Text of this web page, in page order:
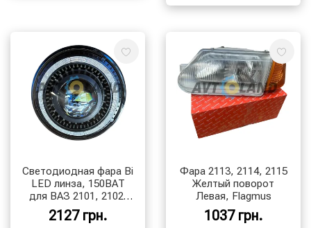
Светодиодная фара Bi
LED линза, 150ВАТ
для ВАЗ 2101, 2102,
Лада Нива 4х4, Нива
4х4 Урбан, УАЗ
2127 грн.
Фара 2113, 2114, 2115
Желтый поворот
Левая, Flagmus
1037 грн.